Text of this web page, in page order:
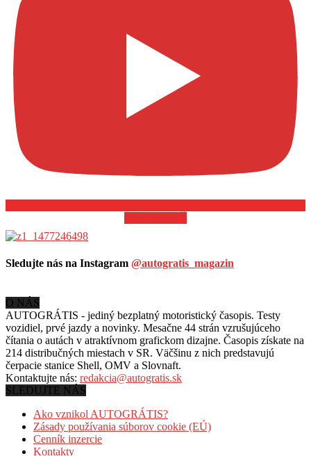
Sledujte nás na Instagram @autogratis_magazin
O NÁS
AUTOGRÁTIS - jediný bezplatný motoristický časopis. Testy
vozidiel, prvé jazdy a novinky. Mesačne 44 strán vzrušujúceho
čítania o autách v atraktívnom grafickom dizajne. Časopis získate na
214 distribučných miestach v SR. Väčšinu z nich predstavujú
čerpacie stanice Shell, OMV a Slovnaft.
Kontaktujte nás: redakcia@autogratis.sk
SLEDUJTE NÁS
Ako vznikol AUTOGRÁTIS?
Zásady používania súborov cookie (EÚ)
Cenník inzercie
Kontakty